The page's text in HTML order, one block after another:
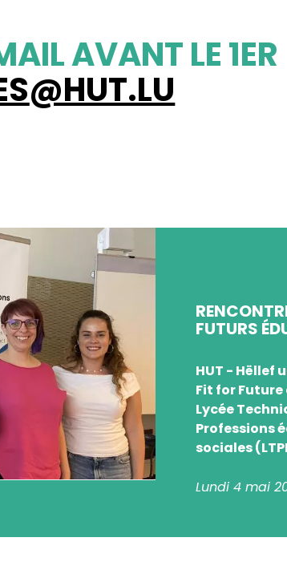
AVANT LE 1ER
@HUT.LU
FUTURS
HUT - Hëllef
Fit for
Lycée
Professions
sociales
Lundi 4 mai